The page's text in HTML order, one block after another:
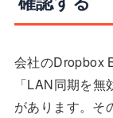
会社のDropbox
「LAN同期を
があります。そ